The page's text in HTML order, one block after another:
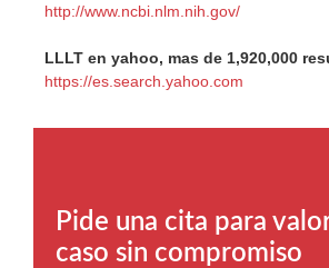
http://www.ncbi.nlm.nih.gov/
LLLT en yahoo, mas de 1,920,000
https://es.search.yahoo.com
Pide una cita para
caso sin compromiso